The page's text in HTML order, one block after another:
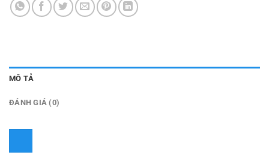
MÔ TẢ
ĐÁNH GIÁ (0)